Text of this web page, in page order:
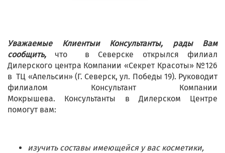
Уважаемые Клиентыи Консультанты, рады Вам
сообщить, что в Северске открылся филиал
Дилерского центра Компании «Секрет Красоты» №126
в ТЦ «Апельсин» (Г. Северск, ул. Победы 19). Руководит
филиалом Консультант Компании
Мокрышева. Консультанты в Дилерском Центре
помогут вам:
изучить составы имеющейся у вас косметики,